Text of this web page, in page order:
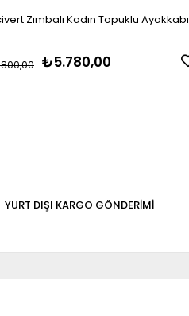
Zımbalı Kadın Topuklu Ayakkabı
₺5.780,00
YURT DIŞI KARGO GÖNDERIMI